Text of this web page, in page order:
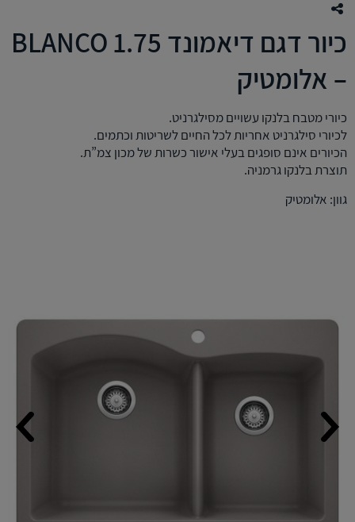
כיור דגם דיאמונד BLANCO 1.75
– אלומטיק
כיורי מטבח בלנקו עשויים מסילגרניט.
לכיורי סילגרניט אחריות לכל החיים לשריטות וכתמים.
הכיורים אינם סופגים בעלי אישור כשרות של מכון צמ”ת.
תוצרת בלנקו גרמניה.
גוון: אלומטיק